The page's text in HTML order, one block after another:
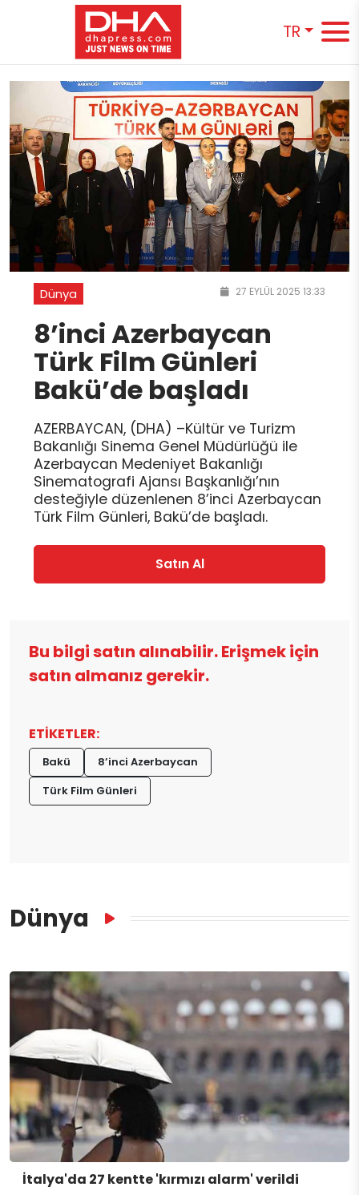
TR
Dünya 27 EYLÜL 2025 13:33
8’inci Azerbaycan
Türk Film Günleri
Bakü’de başladı
AZERBAYCAN, (DHA) –Kültür ve Turizm
Bakanlığı Sinema Genel Müdürlüğü ile
Azerbaycan Medeniyet Bakanlığı
Sinematografi Ajansı Başkanlığı’nın
desteğiyle düzenlenen 8’inci Azerbaycan
Türk Film Günleri, Bakü’de başladı.
Satın Al
Bu bilgi satın alınabilir. Erişmek için
satın almanız gerekir.
ETİKETLER:
Bakü
8’inci Azerbaycan
Türk Film Günleri
Dünya
İtalya'da 27 kentte 'kırmızı alarm' verildi